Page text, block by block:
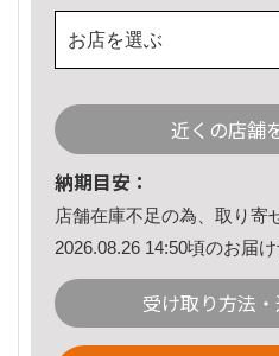
お店を選ぶ
近くの店舗
納期目安：
店舗在庫不足の為、取り寄
2026.08.26 14:50頃のお届け
受け取り方法